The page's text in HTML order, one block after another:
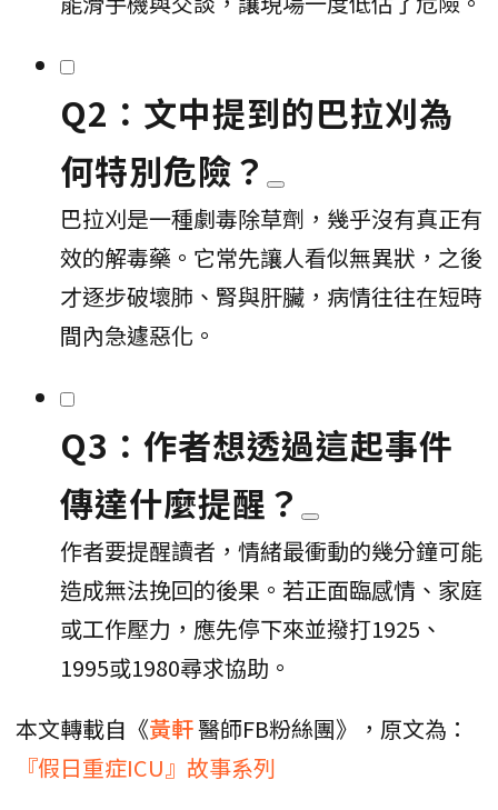
Q2：文中提到的巴拉刈為
何特別危險？
巴拉刈是一種劇毒除草劑，幾乎沒有真正有
效的解毒藥。它常先讓人看似無異狀，之後
才逐步破壞肺、腎與肝臟，病情往往在短時
間內急遽惡化。
Q3：作者想透過這起事件
傳達什麼提醒？
作者要提醒讀者，情緒最衝動的幾分鐘可能
造成無法挽回的後果。若正面臨感情、家庭
或工作壓力，應先停下來並撥打1925、
1995或1980尋求協助。
本文轉載自《黃軒醫師FB粉絲團》，原文為：
『假日重症ICU』故事系列